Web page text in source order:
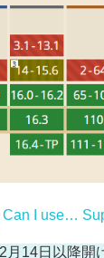
Can I use…
月14日以降